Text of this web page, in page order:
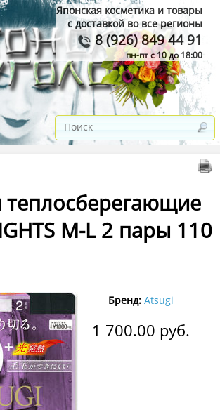
Японская косметика и товары
с доставкой во все регионы
8 (926) 849 44 91
пн-пт с 10 до 18:00
теплосберегающие
M-L 2 пары 110
Бренд: Atsugi
1 700.00 руб.